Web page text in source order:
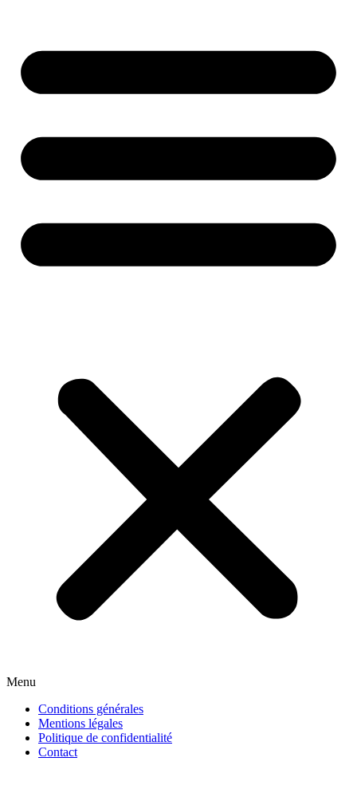
Menu
Conditions générales
Mentions légales
Politique de confidentialité
Contact